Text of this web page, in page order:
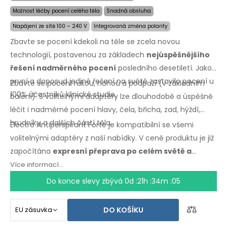
Možnost léčby pocení celého těla
Snadná obsluha
Napájení ze sítě 100 – 240 V
Integrovaná změna polarity
Zbavte se pocení kdekoli na těle se zcela novou
technologií, postavenou za základech nejúspěšnějšího
řešení nadměrného pocení posledního desetiletí. Jako
první a doposud jediné řešení na světě zastavilo pocení u
100% účastníků klinické studie.
Zbavte se pocení rukou, nohou a podpaží (v základním
balení). S volitelnými adaptéry lze dlouhodobě a úspěšně
léčit i nadměrné pocení hlavy, čela, břicha, zad, hýždí,
hrudníku a dalších částí těla.
Electro Antiperspirant Forte je kompatibilní se všemi
volitelnými adaptéry z naší nabídky. V ceně produktu je již
započítána expresní přeprava po celém světě a
záruka vrácení peněz v případě nespokojenosti
Návod k použití ve Vašem jazyce.
Více informací...
Do konce slevy zbývá 0d :21h :34m :04
DO KOŠÍKU